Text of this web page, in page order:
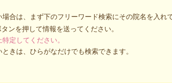
合は、まず下のフリーワード検索にその院名を入れ
ンを押して情報を送ってください。
定してください。
きは、ひらがなだけでも検索できます。